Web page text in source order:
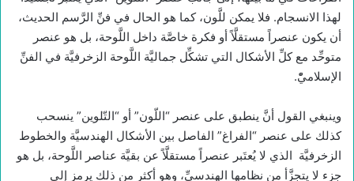
لهذا الانسجام. فلا يمكن للَّون، كما هو الحال في فنِّ الرَّسم الحديث،
أن يكون عنصراً مستقلَّاً أو فكرة خاصَّة داخل اللَّوحة، بل هو عنصر
متوحِّد مع كلِّ الأشكال التي تشكِّل جماليَّة اللَّوحة الزخرفيَّة في الفنِّ
الإسلاميّْ.
وينبغي القول أنَّ ينطبق على عنصر “اللّون” أو “التّلوين” ينسحب
كذلك على عنصر “الفراغ” الفاصل بين الأشكال الهندسيَّة والخطوط
الزخرفيَّة الذي لا يُعتَبر عنصراً مستقلَّاً عن بقيَّة عناصر اللَّوحة، بل هو
جزء لا يتجزَّأ من نظامها الهندسيِّ، وهو أكثر من ذلك يرمز إلى